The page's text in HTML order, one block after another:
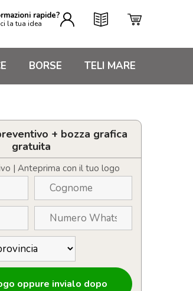
rapide?
la tua idea
BORSE TELI MARE
+ bozza grafica
gratuita
| Anteprima con il tuo logo
oppure invialo dopo